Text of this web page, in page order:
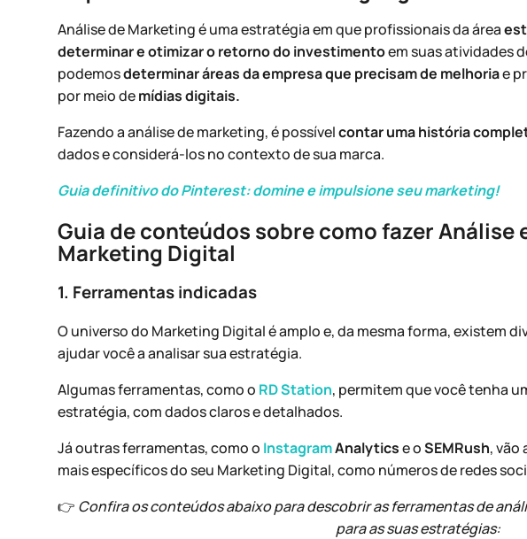
Análise de Marketing é uma estratégia em que profissionais da área
determinar e otimizar o retorno do investimentoem suas atividades
podemosdeterminar áreas da empresa que precisam de melhoriae
por meio demídias digitais.
Fazendo a análise de marketing, é possívelcontar uma história
dados e considerá-los no contexto de sua marca.
Guia definitivo do Pinterest: domine e impulsione seu marketing!
Guia de conteúdos sobre como fazer Análise
Marketing Digital
1. Ferramentas indicadas
O universo do Marketing Digital é amplo e, da mesma forma, existem
ajudar você a analisar sua estratégia.
Algumas ferramentas, como o RD Station, permitem que você tenha
estratégia, com dados claros e detalhados.
Já outras ferramentas, como o InstagramAnalyticse oSEMRush, vão
mais específicos do seu Marketing Digital, como números de redes
👉 Confira os conteúdos abaixo para descobrir as ferramentas de
para as suas estratégias: